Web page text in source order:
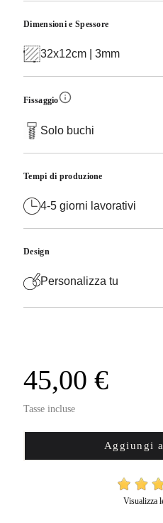
Dimensioni e Spessore
32x12cm | 3mm
Fissaggio
Solo buchi
Tempi di produzione
4-5 giorni lavorativi
Design
Personalizza tu
45,00 €
Tasse incluse
Aggiungi
Visualizza